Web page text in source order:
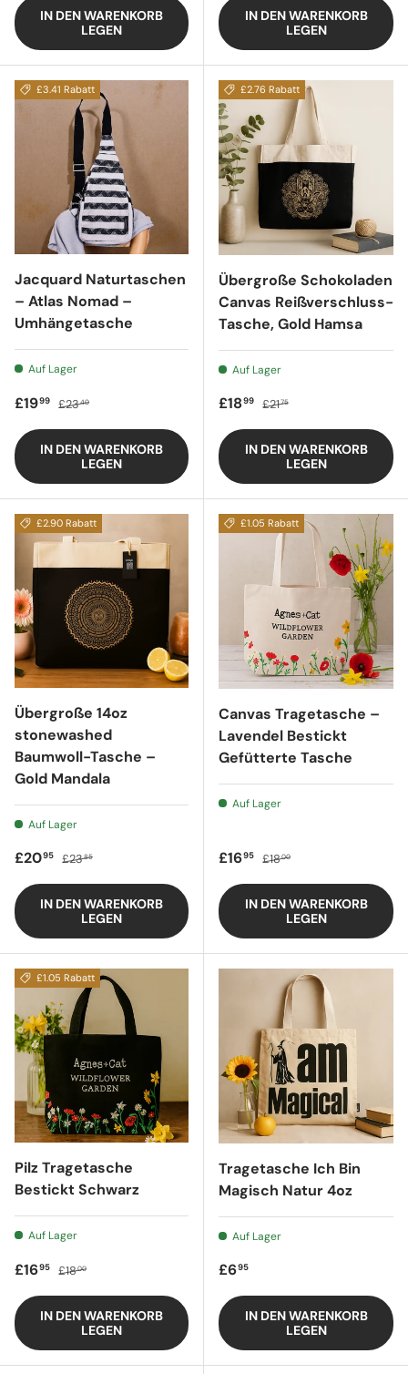
IN DEN WARENKORB
LEGEN
IN DEN WARENKORB
LEGEN
£3.41 Rabatt
Jacquard Naturtaschen
– Atlas Nomad –
Umhängetasche
Auf Lager
Verkaufspreis
£1999 Regulärer Preis
£2340
IN DEN WARENKORB
LEGEN
£2.76 Rabatt
Übergroße Schokoladen
Canvas Reißverschluss-
Tasche, Gold Hamsa
Auf Lager
Verkaufspreis
£1899 Regulärer Preis
£2175
IN DEN WARENKORB
LEGEN
£2.90 Rabatt
Übergroße 14oz
stonewashed
Baumwoll-Tasche –
Gold Mandala
Auf Lager
Verkaufspreis
£2095 Regulärer Preis
£2385
IN DEN WARENKORB
LEGEN
£1.05 Rabatt
Canvas Tragetasche –
Lavendel Bestickt
Gefütterte Tasche
Auf Lager
Verkaufspreis
£1695 Regulärer Preis
£1800
IN DEN WARENKORB
LEGEN
£1.05 Rabatt
Pilz Tragetasche
Bestickt Schwarz
Auf Lager
Verkaufspreis
£1695 Regulärer Preis
£1800
IN DEN WARENKORB
LEGEN
Tragetasche Ich Bin
Magisch Natur 4oz
Auf Lager
Regulärer Preis
£695
IN DEN WARENKORB
LEGEN